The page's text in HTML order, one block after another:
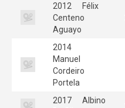
2012
Félix
Centeno
Aguayo
2014
Manuel
Cordeiro
Portela
2017
Albino